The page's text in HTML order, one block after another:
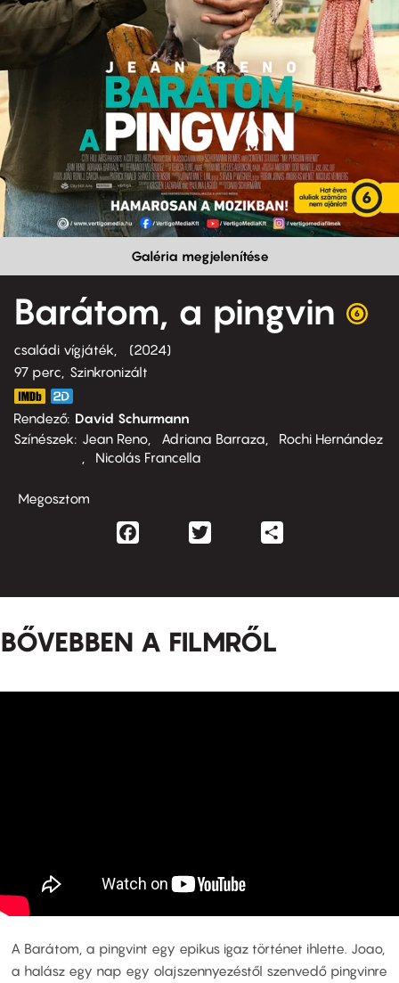
Galéria megjelenítése
Barátom, a pingvin
családi vígjáték
2024
97 perc,
Szinkronizált
Rendező David Schurmann
Színészek
Jean Reno Adriana Barraza
Rochi Hernández
Nicolás Francella
Megosztom
Facebook
BŐVEBBEN A FILMRŐL
A Barátom, a pingvint egy epikus igaz történet ihlette. Joao,
a halász egy nap egy olajszennyezéstől szenvedő pingvinre